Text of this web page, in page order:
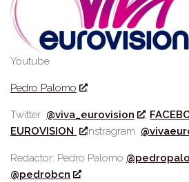
Youtube
Pedro Palomo
Twitter @viva_eurovision
EUROVISION
Instragram
Redactor: Pedro Palomo
@pedrobcn